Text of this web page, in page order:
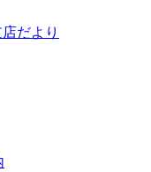
だより